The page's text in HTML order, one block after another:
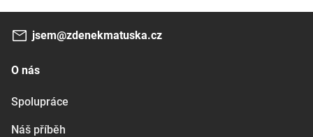
jsem@zdenekmatuska.cz
O nás
Spolupráce
Náš příběh